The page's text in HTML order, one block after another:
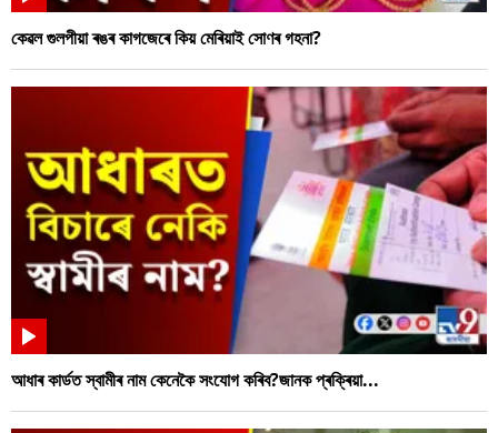
কেৱল গুলপীয়া ৰঙৰ কাগজেৰে কিয় মেৰিয়াই সোণৰ গহনা?
আধাৰ কাৰ্ডত স্বামীৰ নাম কেনেকৈ সংযোগ কৰিব?জানক প্ৰক্ৰিয়া...